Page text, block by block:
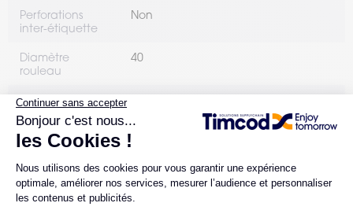
Perforations
inter-étiquette
Non
Diamètre
rouleau
40
Sens
d'enroulement
Nombre de
boîte